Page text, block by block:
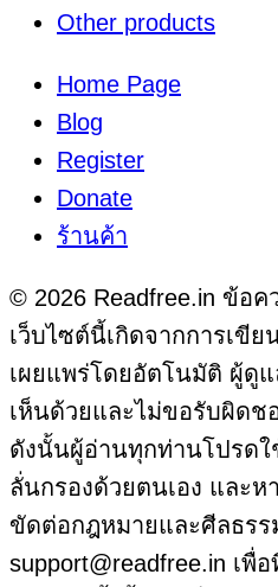
Other products
Home Page
Blog
Register
Donate
ร้านค้า
© 2026 Readfree.in ข้อ
เว็บไซต์นี้เกิดจากการเขี
เผยแพร่โดยอัตโนมัติ ผู้ดู
เห็นด้วยและไม่ขอรับผิด
ดังนั้นผู้อ่านทุกท่านโปรด
ลั่นกรองด้วยตนเอง และ
ขัดต่อกฎหมายและศีลธร
support@readfree.in เพื่